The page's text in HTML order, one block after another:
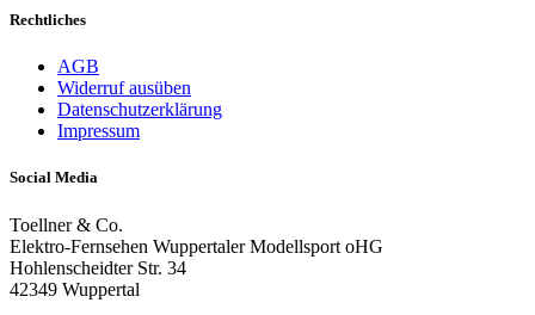
Rechtliches
AGB
Widerruf ausüben
Datenschutzerklärung
Impressum
Social Media
Toellner & Co.
Elektro-Fernsehen Wuppertaler Modellsport oHG
Hohlenscheidter Str. 34
42349 Wuppertal